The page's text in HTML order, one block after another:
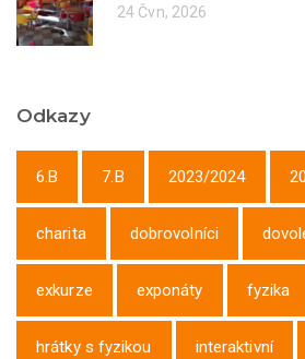
24 Čvn, 2026
Odkazy
6.B 7.B 2023/2024
charita dobrovolníci
exkurze exponáty fyzika
hrátky s fyzikou interaktivní